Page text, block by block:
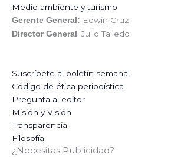
Medio ambiente y turismo
Gerente General: Edwin Cruz
Director General : Julio Talledo
Suscríbete al boletín semanal
Código de ética periodística
Pregunta al editor
Misión y Visión
Transparencia
Filosofía
¿Necesitas Publicidad?